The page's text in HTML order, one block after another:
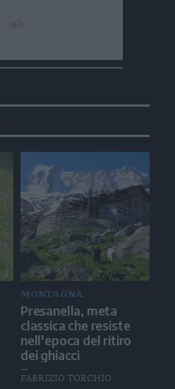
MONTAGNA
Presanella, meta
classica che resiste
nell'epoca del ritiro
dei ghiacci
FABRIZIO TORCHIO